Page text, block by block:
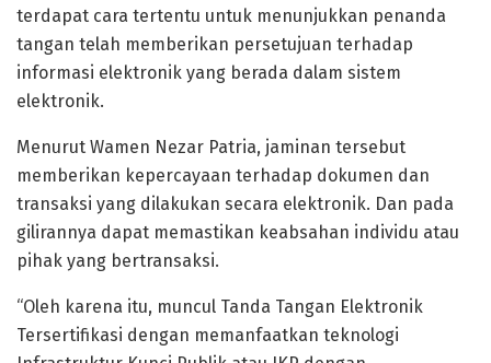
terdapat cara tertentu untuk menunjukkan penanda
tangan telah memberikan persetujuan terhadap
informasi elektronik yang berada dalam sistem
elektronik.
Menurut Wamen Nezar Patria, jaminan tersebut
memberikan kepercayaan terhadap dokumen dan
transaksi yang dilakukan secara elektronik. Dan pada
gilirannya dapat memastikan keabsahan individu atau
pihak yang bertransaksi.
“Oleh karena itu, muncul Tanda Tangan Elektronik
Tersertifikasi dengan memanfaatkan teknologi